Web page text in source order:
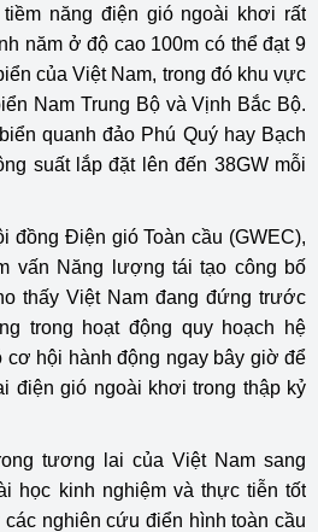
năng điện gió ngoài khơi rất
năm ở độ cao 100m có thể đạt 9
của Việt Nam, trong đó khu vực
Nam Trung Bộ và Vịnh Bắc Bộ.
quanh đảo Phú Quý hay Bạch
suất lắp đặt lên đến 38GW mỗi
đồng Điện gió Toàn cầu (GWEC),
vấn Năng lượng tái tạo công bố
thấy Việt Nam đang đứng trước
trong hoạt động quy hoạch hệ
hội hành động ngay bây giờ để
điện gió ngoài khơi trong thập kỷ
tương lai của Việt Nam sang
học kinh nghiệm và thực tiễn tốt
các nghiên cứu điển hình toàn cầu